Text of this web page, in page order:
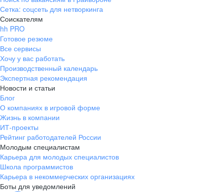
Сетка: соцсеть для нетворкинга
Соискателям
hh PRO
Готовое резюме
Все сервисы
Хочу у вас работать
Производственный календарь
Экспертная рекомендация
Новости и статьи
Блог
О компаниях в игровой форме
Жизнь в компании
ИТ-проекты
Рейтинг работодателей России
Молодым специалистам
Карьера для молодых специалистов
Школа программистов
Карьера в некоммерческих организациях
Боты для уведомлений